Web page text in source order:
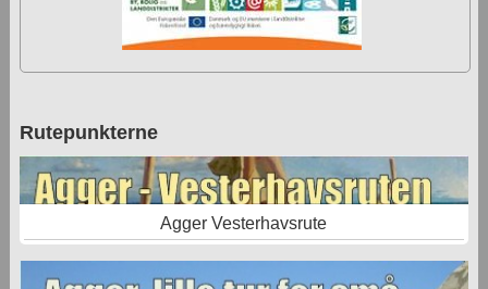
Rutepunkterne
Agger Vesterhavsrute